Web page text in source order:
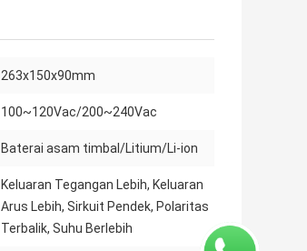
263x150x90mm
100~120Vac/200~240Vac
Baterai asam timbal/Litium/Li-ion
Keluaran Tegangan Lebih, Keluaran
Arus Lebih, Sirkuit Pendek, Polaritas
Terbalik, Suhu Berlebih